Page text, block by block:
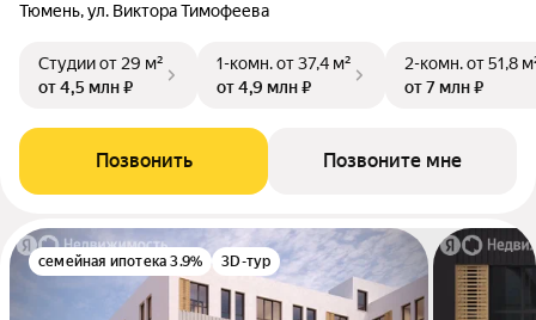
Тюмень, ул. Виктора Тимофеева
Студииот 29 м²
от 4,5 млн ₽
1-комн.от 37,4 м²
от 4,9 млн ₽
2-комн.от 51,8
от 7 млн ₽
Позвонить Позвоните мне
семейная ипотека 3.9% 3D-тур